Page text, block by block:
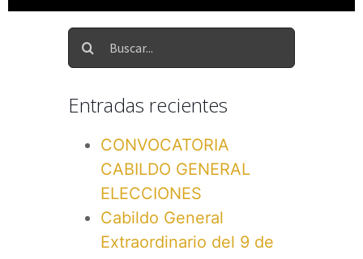
Entradas recientes
CONVOCATORIA
CABILDO GENERAL
ELECCIONES
Cabildo General
Extraordinario del 9 de